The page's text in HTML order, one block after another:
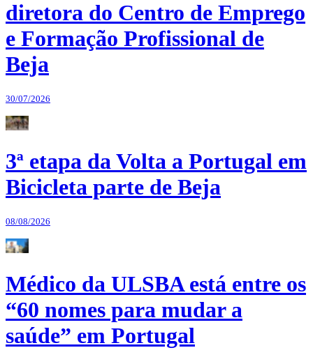
diretora do Centro de Emprego
e Formação Profissional de
Beja
30/07/2026
3ª etapa da Volta a Portugal em
Bicicleta parte de Beja
08/08/2026
Médico da ULSBA está entre os
“60 nomes para mudar a
saúde” em Portugal